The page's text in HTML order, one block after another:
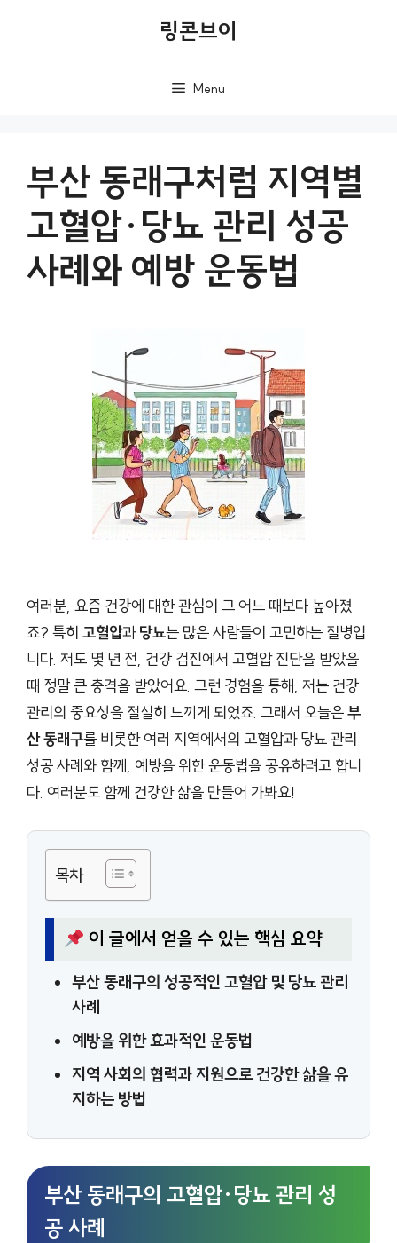
링콘브이
Menu
부산 동래구처럼 지역별
고혈압·당뇨 관리 성공
사례와 예방 운동법
여러분, 요즘 건강에 대한 관심이 그 어느 때보다 높아졌
죠? 특히 고혈압과당뇨는 많은 사람들이 고민하는 질병입
니다. 저도 몇 년 전, 건강 검진에서 고혈압 진단을 받았을
때 정말 큰 충격을 받았어요. 그런 경험을 통해, 저는 건강
관리의 중요성을 절실히 느끼게 되었죠. 그래서 오늘은부
산 동래구를 비롯한 여러 지역에서의 고혈압과 당뇨 관리
성공 사례와 함께, 예방을 위한 운동법을 공유하려고 합니
다. 여러분도 함께 건강한 삶을 만들어 가봐요!
목차
이 글에서 얻을 수 있는 핵심 요약
부산 동래구의 성공적인 고혈압 및 당뇨 관리
사례
예방을 위한 효과적인 운동법
지역 사회의 협력과 지원으로 건강한 삶을 유
지하는 방법
부산 동래구의 고혈압·당뇨 관리 성
공 사례